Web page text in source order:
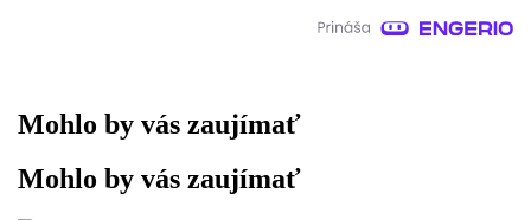
Mohlo by vás zaujímať
Mohlo by vás zaujímať